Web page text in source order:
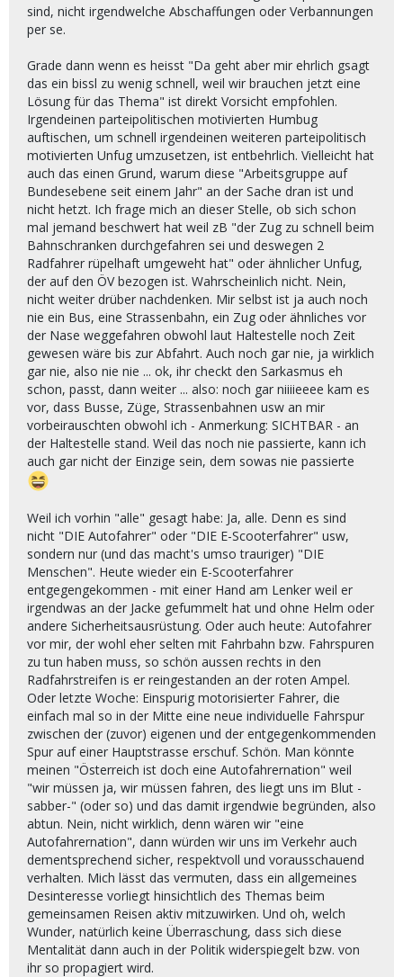
sind, nicht irgendwelche Abschaffungen oder Verbannungen
per se.
Grade dann wenn es heisst "Da geht aber mir ehrlich gsagt
das ein bissl zu wenig schnell, weil wir brauchen jetzt eine
Lösung für das Thema" ist direkt Vorsicht empfohlen.
Irgendeinen parteipolitischen motivierten Humbug
auftischen, um schnell irgendeinen weiteren parteipolitisch
motivierten Unfug umzusetzen, ist entbehrlich. Vielleicht hat
auch das einen Grund, warum diese "Arbeitsgruppe auf
Bundesebene seit einem Jahr" an der Sache dran ist und
nicht hetzt. Ich frage mich an dieser Stelle, ob sich schon
mal jemand beschwert hat weil zB "der Zug zu schnell beim
Bahnschranken durchgefahren sei und deswegen 2
Radfahrer rüpelhaft umgeweht hat" oder ähnlicher Unfug,
der auf den ÖV bezogen ist. Wahrscheinlich nicht. Nein,
nicht weiter drüber nachdenken. Mir selbst ist ja auch noch
nie ein Bus, eine Strassenbahn, ein Zug oder ähnliches vor
der Nase weggefahren obwohl laut Haltestelle noch Zeit
gewesen wäre bis zur Abfahrt. Auch noch gar nie, ja wirklich
gar nie, also nie nie ... ok, ihr checkt den Sarkasmus eh
schon, passt, dann weiter ... also: noch gar niiiieeee kam es
vor, dass Busse, Züge, Strassenbahnen usw an mir
vorbeirauschten obwohl ich - Anmerkung: SICHTBAR - an
der Haltestelle stand. Weil das noch nie passierte, kann ich
auch gar nicht der Einzige sein, dem sowas nie passierte
Weil ich vorhin "alle" gesagt habe: Ja, alle. Denn es sind
nicht "DIE Autofahrer" oder "DIE E-Scooterfahrer" usw,
sondern nur (und das macht's umso trauriger) "DIE
Menschen". Heute wieder ein E-Scooterfahrer
entgegengekommen - mit einer Hand am Lenker weil er
irgendwas an der Jacke gefummelt hat und ohne Helm oder
andere Sicherheitsausrüstung. Oder auch heute: Autofahrer
vor mir, der wohl eher selten mit Fahrbahn bzw. Fahrspuren
zu tun haben muss, so schön aussen rechts in den
Radfahrstreifen is er reingestanden an der roten Ampel.
Oder letzte Woche: Einspurig motorisierter Fahrer, die
einfach mal so in der Mitte eine neue individuelle Fahrspur
zwischen der (zuvor) eigenen und der entgegenkommenden
Spur auf einer Hauptstrasse erschuf. Schön. Man könnte
meinen "Österreich ist doch eine Autofahrernation" weil
"wir müssen ja, wir müssen fahren, des liegt uns im Blut -
sabber-" (oder so) und das damit irgendwie begründen, also
abtun. Nein, nicht wirklich, denn wären wir "eine
Autofahrernation", dann würden wir uns im Verkehr auch
dementsprechend sicher, respektvoll und vorausschauend
verhalten. Mich lässt das vermuten, dass ein allgemeines
Desinteresse vorliegt hinsichtlich des Themas beim
gemeinsamen Reisen aktiv mitzuwirken. Und oh, welch
Wunder, natürlich keine Überraschung, dass sich diese
Mentalität dann auch in der Politik widerspiegelt bzw. von
ihr so propagiert wird.